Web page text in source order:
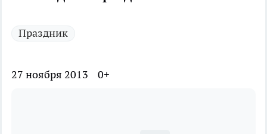
Праздник
27 ноября 2013 0+